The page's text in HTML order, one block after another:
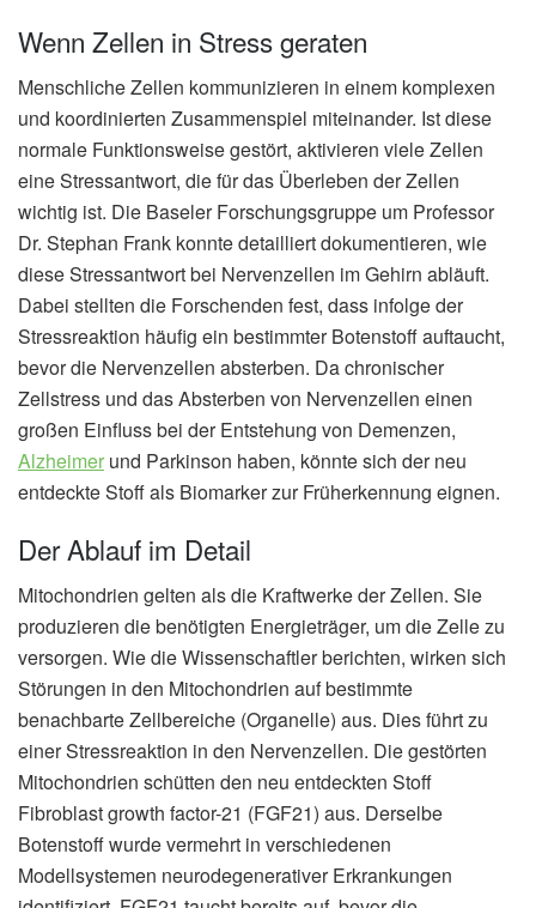
Wenn Zellen in Stress geraten
Menschliche Zellen kommunizieren in einem komplexen
und koordinierten Zusammenspiel miteinander. Ist diese
normale Funktionsweise gestört, aktivieren viele Zellen
eine Stressantwort, die für das Überleben der Zellen
wichtig ist. Die Baseler Forschungsgruppe um Professor
Dr. Stephan Frank konnte detailliert dokumentieren, wie
diese Stressantwort bei Nervenzellen im Gehirn abläuft.
Dabei stellten die Forschenden fest, dass infolge der
Stressreaktion häufig ein bestimmter Botenstoff auftaucht,
bevor die Nervenzellen absterben. Da chronischer
Zellstress und das Absterben von Nervenzellen einen
großen Einfluss bei der Entstehung von Demenzen,
Alzheimer und Parkinson haben, könnte sich der neu
entdeckte Stoff als Biomarker zur Früherkennung eignen.
Der Ablauf im Detail
Mitochondrien gelten als die Kraftwerke der Zellen. Sie
produzieren die benötigten Energieträger, um die Zelle zu
versorgen. Wie die Wissenschaftler berichten, wirken sich
Störungen in den Mitochondrien auf bestimmte
benachbarte Zellbereiche (Organelle) aus. Dies führt zu
einer Stressreaktion in den Nervenzellen. Die gestörten
Mitochondrien schütten den neu entdeckten Stoff
Fibroblast growth factor-21 (FGF21) aus. Derselbe
Botenstoff wurde vermehrt in verschiedenen
Modellsystemen neurodegenerativer Erkrankungen